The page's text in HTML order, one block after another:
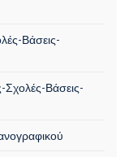
Βάσεις-
Βάσεις-